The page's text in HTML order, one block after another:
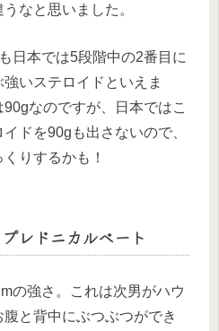
なと思いました。
日本では5段階中の2番目に
いステロイドといえま
なのですが、日本ではこ
ドを90gも出さないので、
りするかも！
ドニカルベート
の強さ。これは次男がハウ
と背中にぶつぶつができ